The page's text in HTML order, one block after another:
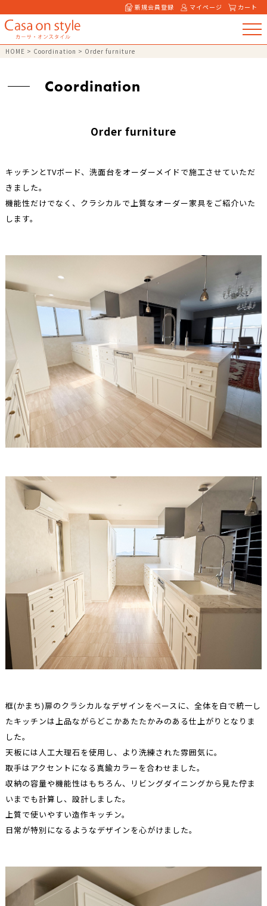
新規会員登録 マイページ カート
HOME > Coordination > Order furniture
Coordination
Order furniture
キッチンとTVボード、洗面台をオーダーメイドで施工させていただ
きました。
機能性だけでなく、クラシカルで上質なオーダー家具をご紹介いた
します。
框(かまち)扉のクラシカルなデザインをベースに、全体を白で統一し
たキッチンは上品ながらどこかあたたかみのある仕上がりとなりま
した。
天板には人工大理石を使用し、より洗練された雰囲気に。
取手はアクセントになる真鍮カラーを合わせました。
収納の容量や機能性はもちろん、リビングダイニングから見た佇ま
いまでも計算し、設計しました。
上質で使いやすい造作キッチン。
日常が特別になるようなデザインを心がけました。